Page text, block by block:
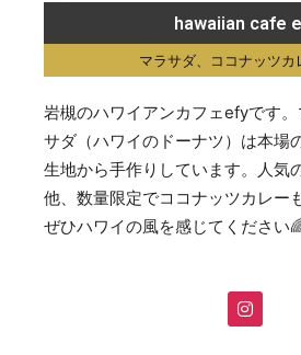
hawaiian cafe
マラサダ、ココナッツカ
岩槻のハワイアンカフェefyです
サダ（ハワイのドーナツ）は本場
生地から手作りしています。人気
他、数量限定でココナッツカレー
ぜひハワイの風を感じてください